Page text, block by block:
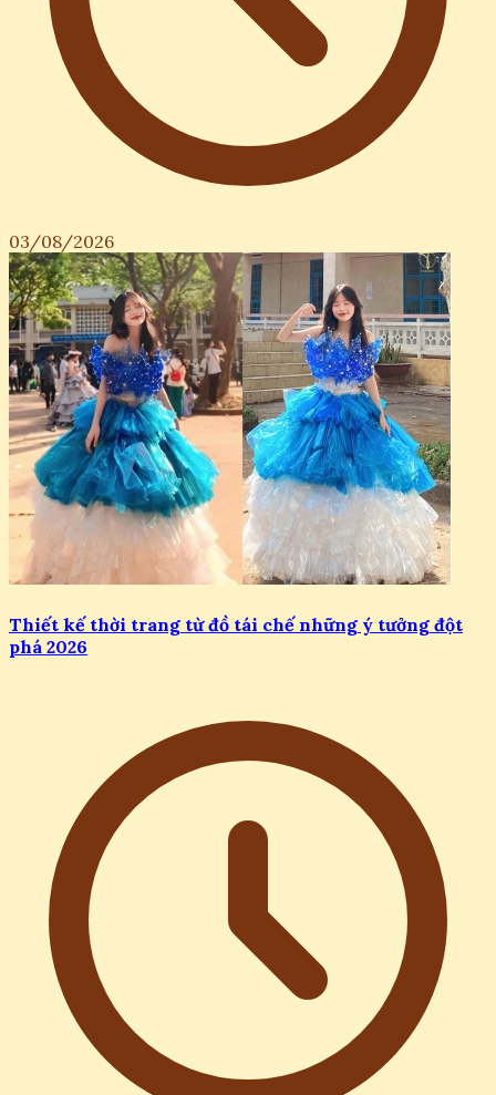
03/08/2026
Thiết kế thời trang từ đồ tái chế những ý tưởng đột
phá 2026